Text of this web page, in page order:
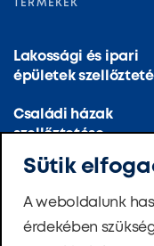
TERMÉKEK
Lakossági és ipari
épületek
Családi házak
szellőztetése
Szellőztetés és
Sütik
A weboldalunk
érdekében